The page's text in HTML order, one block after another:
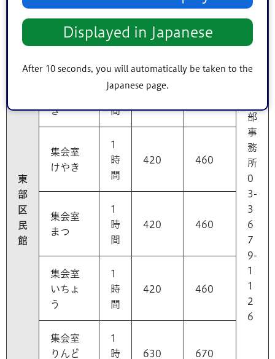
Displayed in Japanese
After 10 seconds, you will automatically be taken to the
Japanese page.
東
部
区
民
館
部
事
務
所
0
3-
3
6
7
9-
1
1
2
6
曜・祝
日）
全
20,01
22,00
き
間
集会室
けやき
1
時
間
420 460
集会室
まつ
1
時
間
420 460
集会室
いちょ
う
1
時
間
420 460
集会室
りんど
1
時
630 670